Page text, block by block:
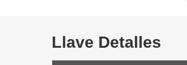
Llave Detalles